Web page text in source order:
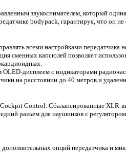
звукоснимателем, который
bodypack, гарантируя, что он не
всеми настройками передатчика
сменных капсюлей позволяет
дисплеем с индикаторами
на расстоянии до 40 метров и
Cockpit Control. Сбалансированные XLR-
разъем для наушников с
опций передатчика и